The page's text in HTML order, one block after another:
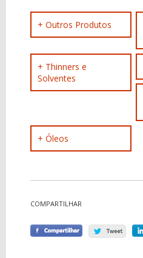
+ Outros Produtos
+ Thinners e
Solventes
+ Óleos
COMPARTILHAR